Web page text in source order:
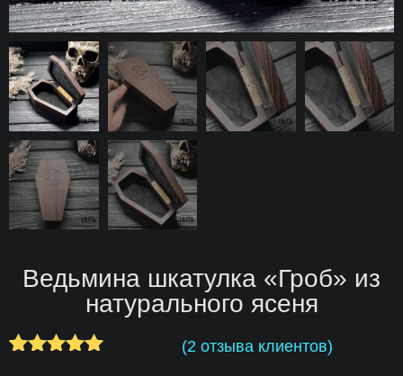
Ведьмина шкатулка «Гроб» из
натурального ясеня
(2отзыва клиентов)